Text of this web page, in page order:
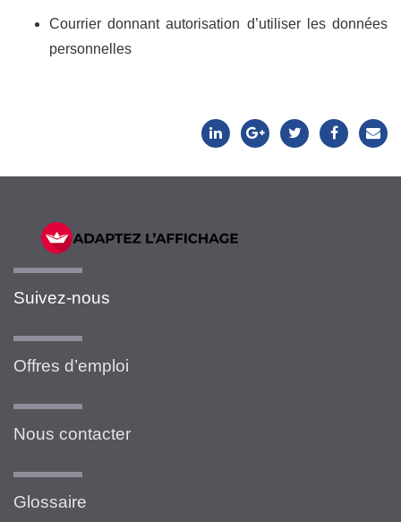
Courrier donnant autorisation d’utiliser les données
personnelles
Suivez-nous
Offres d’emploi
Nous contacter
Glossaire